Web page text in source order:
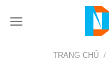
đến
TRANG CHỦ /